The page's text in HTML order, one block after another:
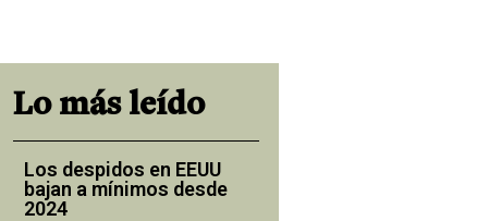
Lo más leído
Los despidos en EEUU
bajan a mínimos desde
2024